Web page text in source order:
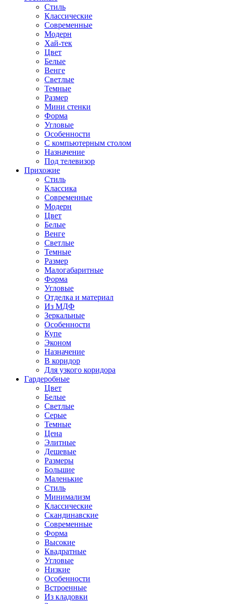
Стиль
Классические
Современные
Модерн
Хай-тек
Цвет
Белые
Венге
Светлые
Темные
Размер
Мини стенки
Форма
Угловые
Особенности
С компьютерным столом
Назначение
Под телевизор
Прихожие
Стиль
Классика
Современные
Модерн
Цвет
Белые
Венге
Светлые
Темные
Размер
Малогабаритные
Форма
Угловые
Отделка и материал
Из МДФ
Зеркальные
Особенности
Купе
Эконом
Назначение
В коридор
Для узкого коридора
Гардеробные
Цвет
Белые
Светлые
Серые
Темные
Цена
Элитные
Дешевые
Размеры
Большие
Маленькие
Стиль
Минимализм
Классические
Скандинавские
Современные
Форма
Высокие
Квадратные
Угловые
Низкие
Особенности
Встроенные
Из кладовки